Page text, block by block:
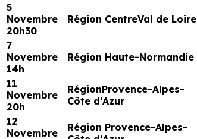
5
Novembre
20h30
Région CentreVal de Loire
7
Novembre
14h
Région Haute-Normandie
11
Novembre
20h
RégionProvence-Alpes-
Côte d’Azur
12
Novembre
Région Provence-Alpes-